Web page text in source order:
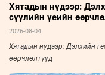
Хятадын нүдээр:
сүүлийн үеийн
2026-08-04
Хятадын нүдээр: Дэлхийн
өөрчлөлтүүд